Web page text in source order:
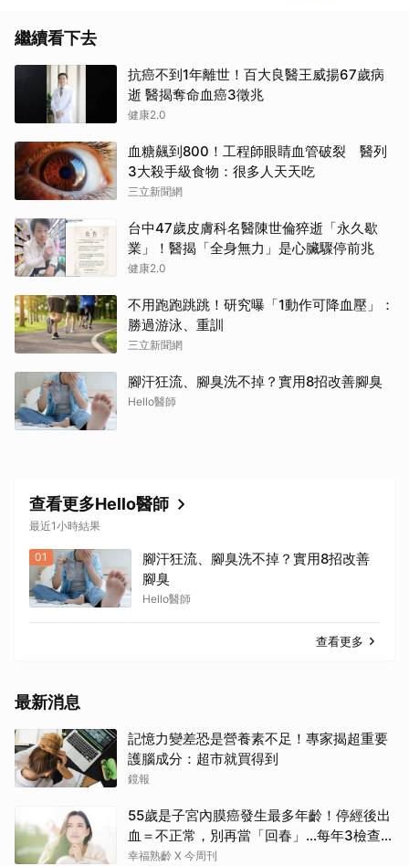
繼續看下去
抗癌不到1年離世！百大良醫王威揚67歲病
逝 醫揭奪命血癌3徵兆
健康2.0
血糖飆到800！工程師眼睛血管破裂 醫列
3大殺手級食物：很多人天天吃
三立新聞網
台中47歲皮膚科名醫陳世倫猝逝「永久歇
業」！醫揭「全身無力」是心臟驟停前兆
健康2.0
不用跑跑跳跳！研究曝「1動作可降血壓」：
勝過游泳、重訓
三立新聞網
腳汗狂流、腳臭洗不掉？實用8招改善腳臭
Hello醫師
查看更多Hello醫師
最近1小時結果
01
腳汗狂流、腳臭洗不掉？實用8招改善
腳臭
Hello醫師
查看更多
最新消息
記憶力變差恐是營養素不足！專家揭超重要
護腦成分：超市就買得到
鏡報
55歲是子宮內膜癌發生最多年齡！停經後出
血＝不正常，別再當「回春」…每年3檢查保
命：早期治癒率達9成5
幸福熟齡 X 今周刊